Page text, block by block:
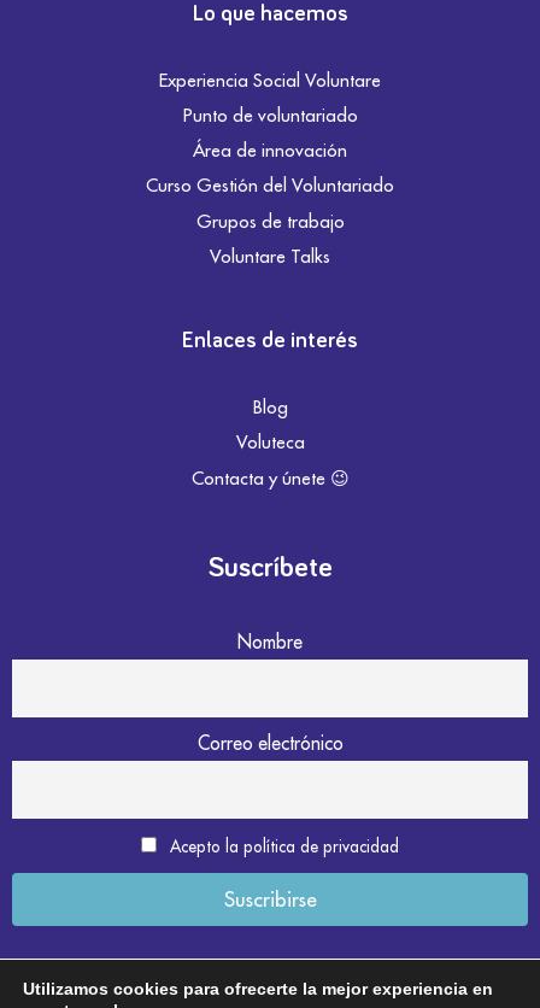
Lo que hacemos
Experiencia Social Voluntare
Punto de voluntariado
Área de innovación
Curso Gestión del Voluntariado
Grupos de trabajo
Voluntare Talks
Enlaces de interés
Blog
Voluteca
Contacta y únete 😉
Suscríbete
Nombre
Correo electrónico
Acepto la política de privacidad
Utilizamos cookies para ofrecerte la mejor experiencia en